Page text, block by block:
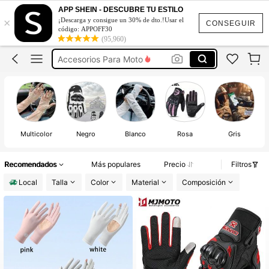
CONSEGUIR
×
APP SHEIN - DESCUBRE TU ESTILO
¡Descarga y consigue un 30% de dto.!Usar el
código: APPOFF30
(95,960)
Guantes De Moto Hombre
Guantes Para Moto
Guantes Para Moto Mujer
Accesorios Para Moto
Guantes De Moto Hombre
Guantes Para Moto
Multicolor Negro Blanco Rosa Gris
Recomendados Más populares Precio
Filtros
Local
Talla Color Material Composición